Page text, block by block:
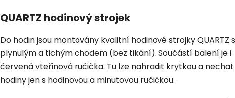
QUARTZ hodinový strojek
Do hodin jsou montovány kvalitní hodinové strojky QUARTZ s
plynulým a tichým chodem (bez tikání). Součástí balení je i
červená vteřinová ručička. Tu lze nahradit krytkou a nechat
hodiny jen s hodinovou a minutovou ručičkou.